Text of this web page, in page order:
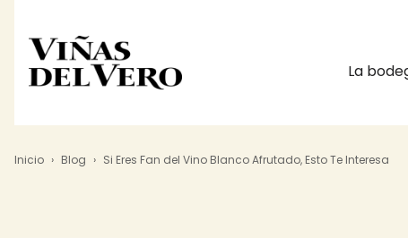
Main
La
Inicio Blog Si Eres Fan del Vino Blanco Afrutado, Esto Te Interesa